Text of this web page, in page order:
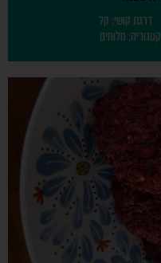
דרגת קושי: קל
קטגוריה: מלוחים